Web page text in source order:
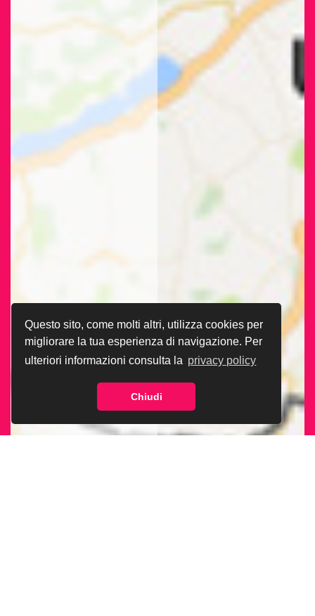
Questo sito, come molti altri, utilizza cookies per
migliorare la tua esperienza di navigazione. Per
ulteriori informazioni consulta la privacy policy
Chiudi